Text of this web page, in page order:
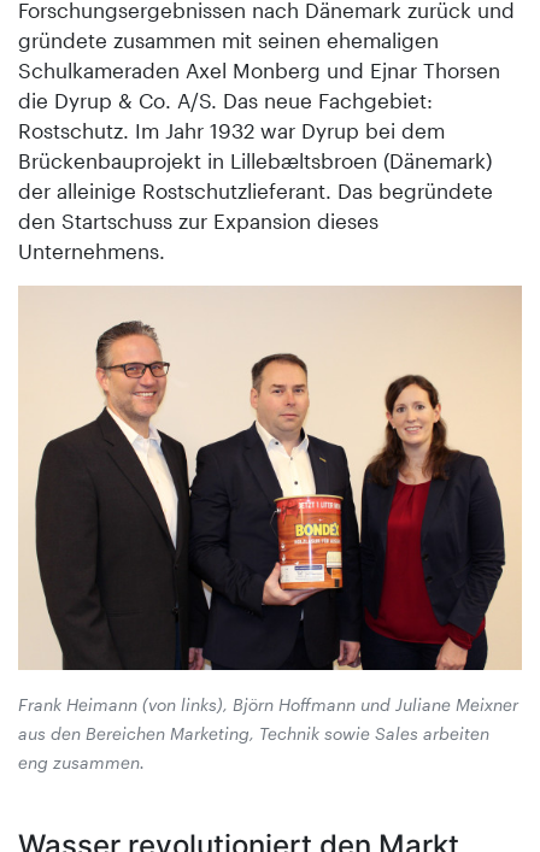
Forschungsergebnissen nach Dänemark zurück und
gründete zusammen mit seinen ehemaligen
Schulkameraden Axel Monberg und Ejnar Thorsen
die Dyrup & Co. A/S. Das neue Fachgebiet:
Rostschutz. Im Jahr 1932 war Dyrup bei dem
Brückenbauprojekt in Lillebæltsbroen (Dänemark)
der alleinige Rostschutzlieferant. Das begründete
den Startschuss zur Expansion dieses
Unternehmens.
Frank Heimann (von links), Björn Hoffmann und Juliane Meixner
aus den Bereichen Marketing, Technik sowie Sales arbeiten
eng zusammen.